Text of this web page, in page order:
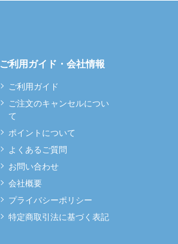
ご利用ガイド・会社情報
ご利用ガイド
ご注文のキャンセルについ
て
ポイントについて
よくあるご質問
お問い合わせ
会社概要
プライバシーポリシー
特定商取引法に基づく表記